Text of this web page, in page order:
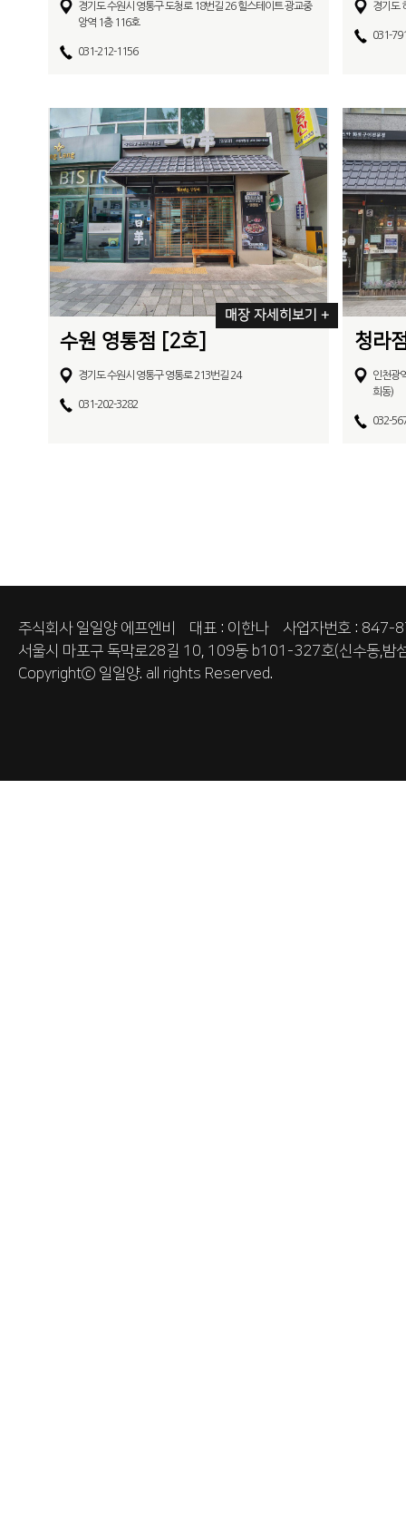
경기도 수원시 영통구 도청로 18번길 26 힐스테이트 광교중
앙역 1층 116호
031-212-1156
경기도
031-
매장 자세히보기 +
수원 영통점 [2호]
경기도 수원시 영통구 영통로 213번길 24
031-202-3282
청라
인천광
희동)
032-
주식회사 일일양 에프엔비 대표 : 이한나 사업자번호 : 847-
서울시 마포구 독막로28길 10, 109동 b101-327호(신수동
Copyrightⓒ 일일양. all rights Reserved.